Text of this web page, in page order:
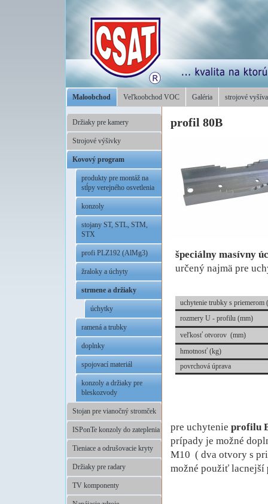
Maloobchod Veľkoobchod VOC Galéria strojové
Držiaky pre kamery
Strojové výšivky
Kovový program
produkty pre montáž na
stĺpy verejného osvetlenia
konzoly
stojany ST, STL, STM,
STX
profi PLZ192 (AlMg3)
žraloky a úchyty
strmene a držiaky
úchytky
ramená a trubky
doplnky
spojovací materiál
konzoly a držiaky pre
bleskozvody
Stojan pre vianočný stromček
ISPonTe konzoly do zateplenia
Tieniace a odrušovacie kryty
Držiaky pre radary
TV komponenty
profil 80B
špeciálny masívny
určený najmä pre
uchytenie trubky s priemerom
rozmery U - profilu (mm)
veľkosť otvorov (mm)
hmotnosť (kg)
povrchová úprava
pre uchytenie profilu
prípady je možné
M10 ( dva otvory s
možné použiť lacnejší